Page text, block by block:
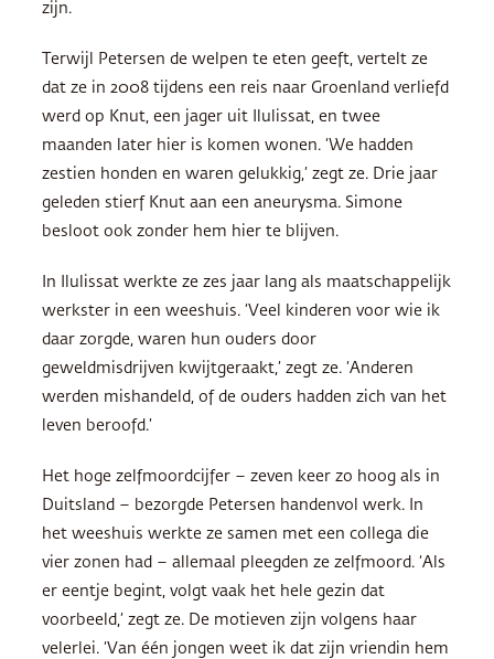
zijn.
Terwijl Petersen de welpen te eten geeft, vertelt ze
dat ze in 2008 tijdens een reis naar Groenland verliefd
werd op Knut, een jager uit Ilulissat, en twee
maanden later hier is komen wonen. ‘We hadden
zestien honden en waren gelukkig,’ zegt ze. Drie jaar
geleden stierf Knut aan een aneurysma. Simone
besloot ook zonder hem hier te blijven.
In Ilulissat werkte ze zes jaar lang als maatschappelijk
werkster in een weeshuis. ‘Veel kinderen voor wie ik
daar zorgde, waren hun ouders door
geweldmisdrijven kwijtgeraakt,’ zegt ze. ‘Anderen
werden mishandeld, of de ouders hadden zich van het
leven beroofd.’
Het hoge zelfmoordcijfer – zeven keer zo hoog als in
Duitsland – bezorgde Petersen handenvol werk. In
het weeshuis werkte ze samen met een collega die
vier zonen had – allemaal pleegden ze zelfmoord. ‘Als
er eentje begint, volgt vaak het hele gezin dat
voorbeeld,’ zegt ze. De motieven zijn volgens haar
velerlei. ‘Van één jongen weet ik dat zijn vriendin hem